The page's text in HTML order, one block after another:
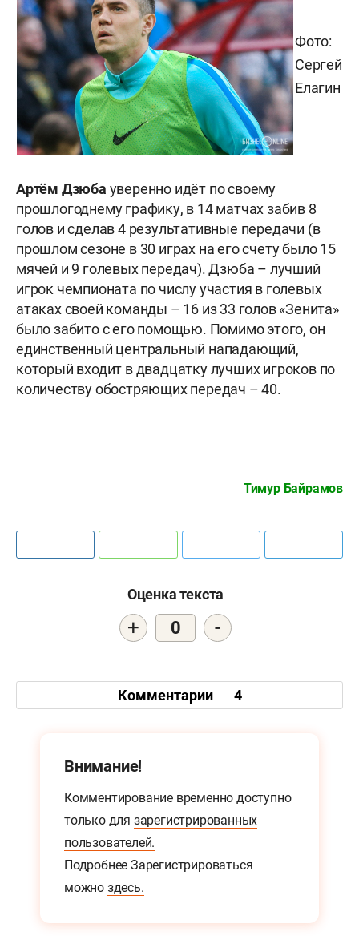
Фото:
Сергей
Елагин
Артём Дзюба уверенно идёт по своему
прошлогоднему графику, в 14 матчах забив 8
голов и сделав 4 результативные передачи (в
прошлом сезоне в 30 играх на его счету было 15
мячей и 9 голевых передач). Дзюба – лучший
игрок чемпионата по числу участия в голевых
атаках своей команды – 16 из 33 голов «Зенита»
было забито с его помощью. Помимо этого, он
единственный центральный нападающий,
который входит в двадцатку лучших игроков по
количеству обостряющих передач – 40.
Тимур Байрамов
Оценка текста
+ 0 -
Комментарии 4
Внимание!
Комментирование временно доступно
только для зарегистрированных
пользователей.
Подробнее Зарегистрироваться
можно здесь.